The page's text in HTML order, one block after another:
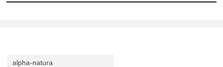
alpha-natura